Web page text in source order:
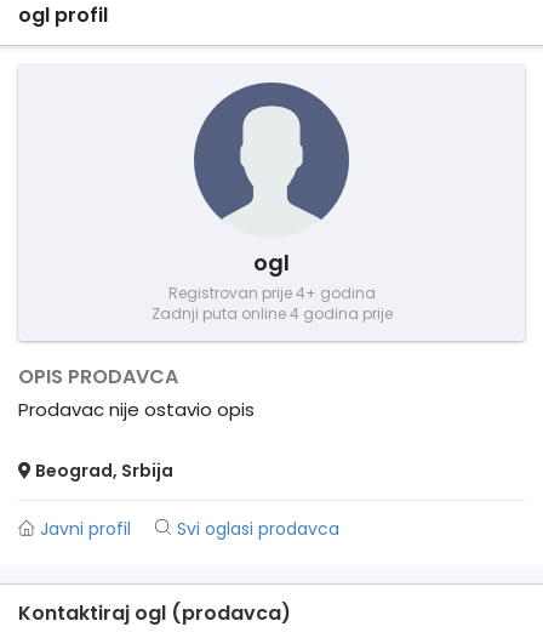
ogl profil
ogl
Registrovan prije 4+ godina
Zadnji puta online 4 godina prije
OPIS PRODAVCA
Prodavac nije ostavio opis
Beograd, Srbija
Javni profil Svi oglasi prodavca
Kontaktiraj ogl (prodavca)